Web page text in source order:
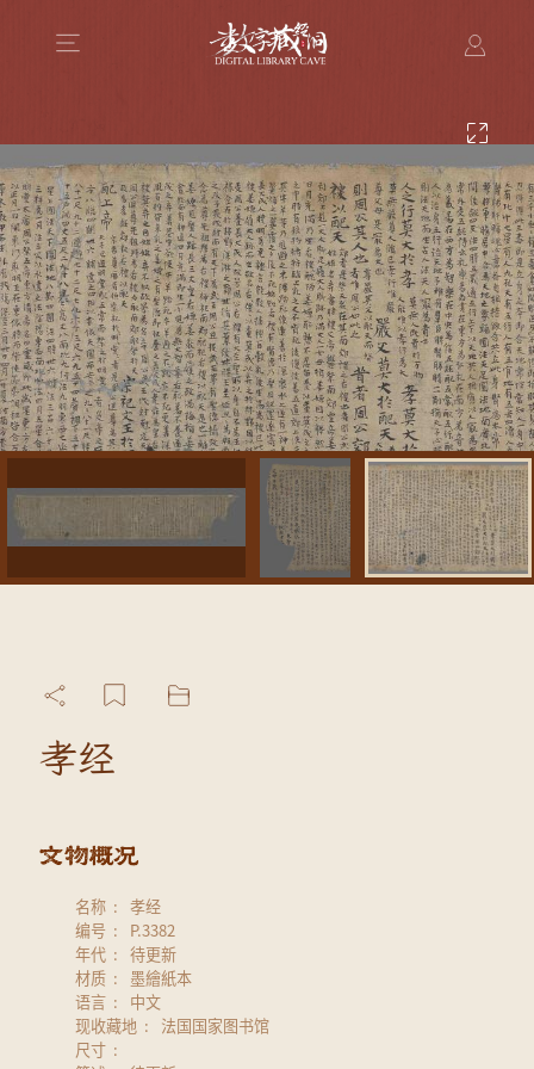
孝经
名称
孝经
编号
P.3382
年代
待更新
材质
墨繪紙本
语言
中文
现收藏地
法国国家图书馆
尺寸